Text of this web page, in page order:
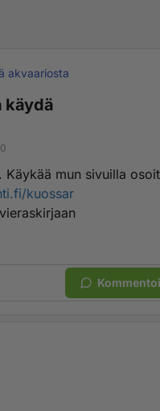
akvaariosta
käydä
mun sivuilla
kuossar
Kommentoi